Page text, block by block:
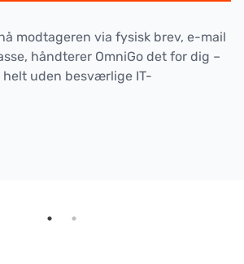
modtageren via fysisk brev, e-mail
håndterer OmniGo det for dig –
uden besværlige IT-